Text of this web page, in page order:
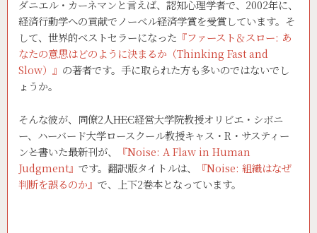
ダニエル・カーネマンと言えば、認知心理学者で、2002年に、
経済行動学への貢献でノーベル経済学賞を受賞しています。そ
して、世界的ベストセラーになった 『ファースト＆スロー: あ
なたの意思はどのように決まるか（Thinking Fast and
Slow）』 の著者です。手に取られた方も多いのではないでし
ょうか。
そんな彼が、同僚2人――HEC経営大学院教授オリビエ・シボニ
ー、ハーバード大学ロースクール教授キャス・R・サスティー
ン――と書いた最新刊が、
『Noise: A Flaw in Human
Judgment』 です。翻訳版タイトルは、
『Noise: 組織はなぜ
判断を誤るのか』 で、上下2巻本となっています。